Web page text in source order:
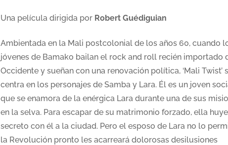
Una película dirigida por Robert Guédiguian
Ambientada en la Mali postcolonial de los años 60, cuando
jóvenes de Bamako bailan el rock and roll recién importado
Occidente y sueñan con una renovación política, ‘Mali Twist’
centra en los personajes de Samba y Lara. Él es un joven
que se enamora de la enérgica Lara durante una de sus
en la selva. Para escapar de su matrimonio forzado, ella
secreto con él a la ciudad. Pero el esposo de Lara no lo
la Revolución pronto les acarreará dolorosas desilusiones